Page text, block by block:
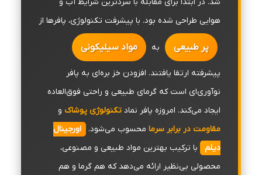
هوایی طراحی شده بود. با پیشرفت تکنولوژی، پافرها از
پر طبیعی به مواد سیلیکونی
پیشرفته ارتقا یافتند. افزودن خز بره‌ای به پافر
نوآوری‌ای است که گرمای طبیعی و راحتی فوق‌العاده
ایجاد می‌کند. امروزه پافر نماد تکنولوژی پوشاک و
مقاومت در برابر سرما محسوب می‌شود.
اورجینال
دیلم
با ترکیب بهترین مواد طبیعی و مصنوعی،
محصولی بی‌نظیر ارائه می‌دهد که هم گرما و هم